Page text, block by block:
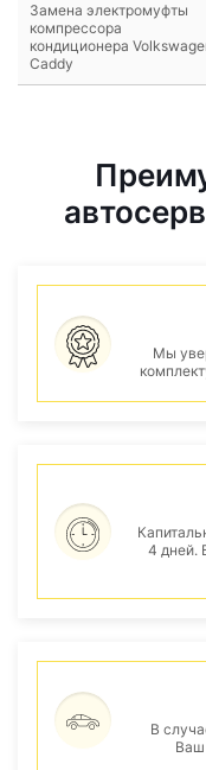
Замена электромуфты
компрессора
кондиционера
Caddy
Мы
4 дней.
В
Ваш